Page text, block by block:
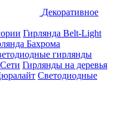
Декоративное
Гирлянда Belt-Light
Бахрома
гирлянды
Гирлянды на деревья
Светодиодные